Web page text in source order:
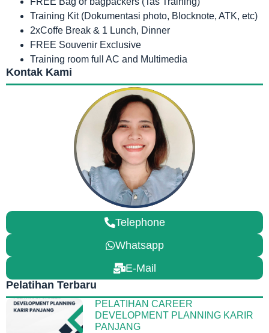
Training Kit (Dokumentasi photo, Blocknote, ATK, etc)
2xCoffe Break & 1 Lunch, Dinner
FREE Souvenir Exclusive
Training room full AC and Multimedia
Kontak Kami
Telephone
Whatsapp
E-Mail
Pelatihan Terbaru
PELATIHAN CAREER
DEVELOPMENT PLANNING KARIR
PANJANG